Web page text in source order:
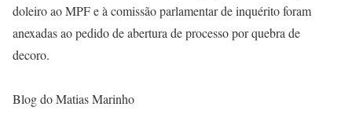
doleiro ao MPF e à comissão parlamentar de inquérito foram
anexadas ao pedido de abertura de processo por quebra de
decoro.
Blog do Matias Marinho